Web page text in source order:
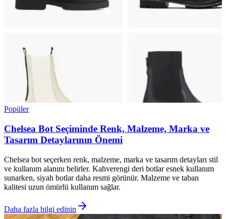
Popüler
Chelsea Bot Seçiminde Renk, Malzeme, Marka ve
Tasarım Detaylarının Önemi
Chelsea bot seçerken renk, malzeme, marka ve tasarım detayları stil
ve kullanım alanını belirler. Kahverengi deri botlar esnek kullanım
sunarken, siyah botlar daha resmi görünür. Malzeme ve taban
kalitesi uzun ömürlü kullanım sağlar.
Daha fazla bilgi edinin